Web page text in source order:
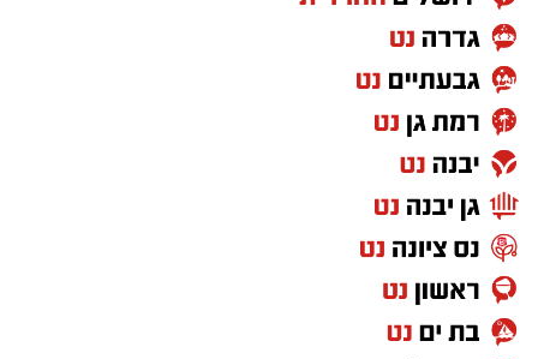
פרסום עסק באשדוד
ישראל נט
אייל בן שמחון
פרסום כתבה באתר "אשדוד נט"
פרסום מקומי באשדוד
קידום עסקים באשדוד
בתי מלון באשדוד
פרסום במקומונים
מקומון אשדוד
משלוחים באשדוד
מסעדות באשדוד
דירות למכירה באשדוד